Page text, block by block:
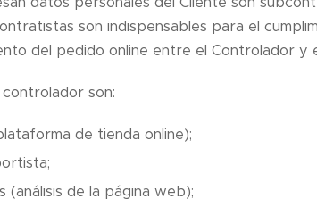
son indispensables para el
del pedido online entre el Controlador y
son:
de tienda online);
(análisis de la página web);